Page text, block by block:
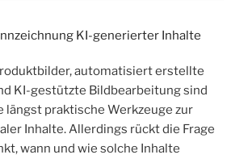
KI-generierter Inhalte
automatisiert erstellte
KI-gestützte Bildbearbeitung sind
längst praktische Werkzeuge zur
Inhalte. Allerdings rückt die Frage
wann und wie solche Inhalte